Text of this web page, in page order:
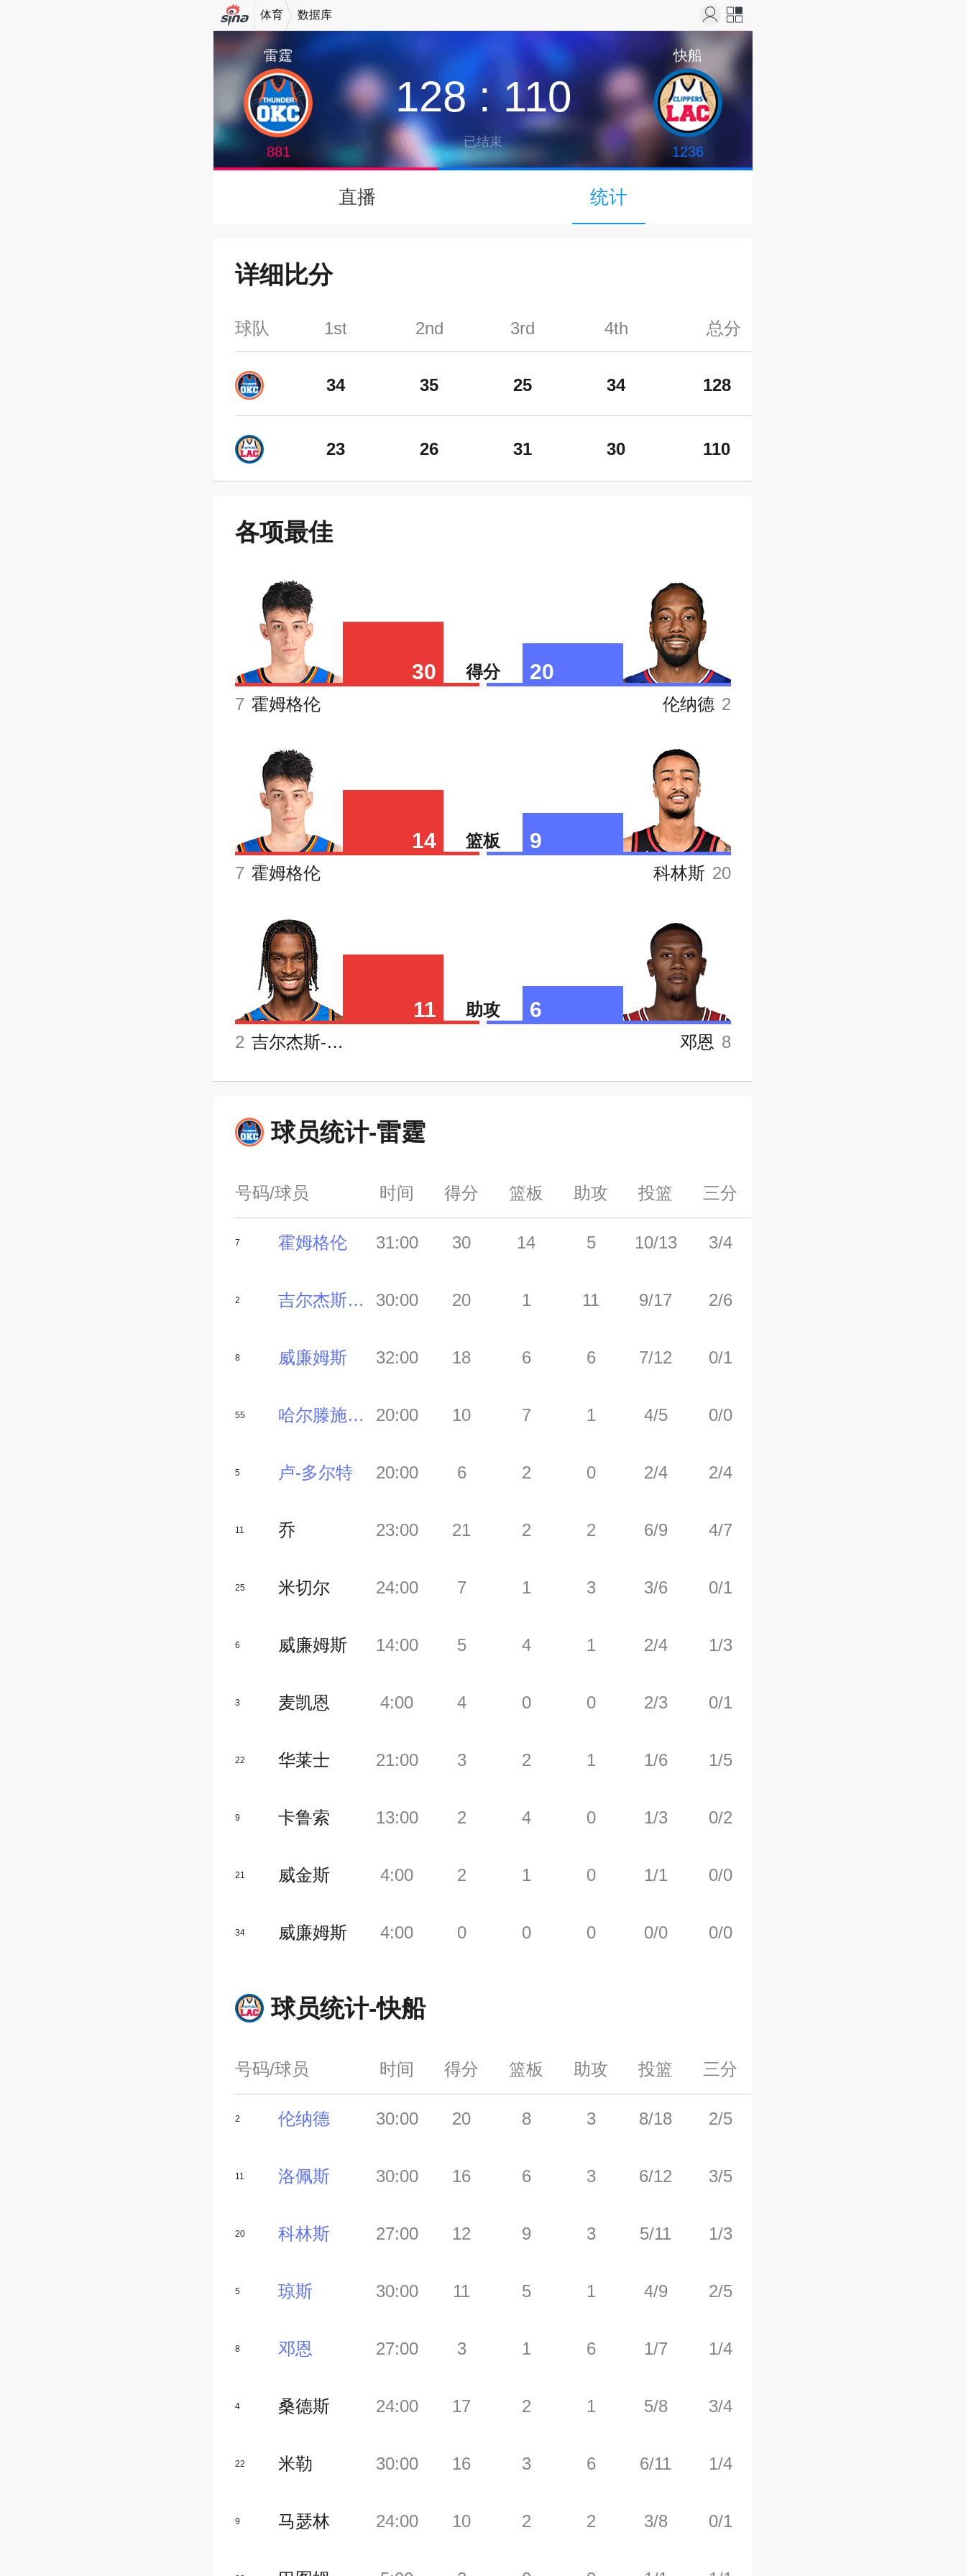
机新浪
网
站导
体育 数据库
雷霆
881
快船
1236
128 : 110
已结束
直播 统计
详细比分
球队 1st
34
23
2nd
35
26
3rd
25
31
4th
34
30
总分
128
110
各项最佳
30
7 霍姆格伦
得分 20
伦纳德 2
14
7 霍姆格伦
篮板 9
科林斯 20
11
2 吉尔杰斯-亚历山大
助攻 6
邓恩 8
球员统计-雷霆
号码/球员
7 霍姆格伦
2 吉尔杰斯-亚历山大
8 威廉姆斯
55 哈尔滕施泰因
5 卢-多尔特
11 乔
25 米切尔
6 威廉姆斯
3 麦凯恩
22 华莱士
9 卡鲁索
21 威金斯
34 威廉姆斯
时间
31:00
30:00
32:00
20:00
20:00
23:00
24:00
14:00
4:00
21:00
13:00
4:00
4:00
得分
30
20
18
10
6
21
7
5
4
3
2
2
0
篮板
14
1
6
7
2
2
1
4
0
2
4
1
0
助攻
5
11
6
1
0
2
3
1
0
1
0
0
0
投篮
10/13
9/17
7/12
4/5
2/4
6/9
3/6
2/4
2/3
1/6
1/3
1/1
0/0
三分
3/4
2/6
0/1
0/0
2/4
4/7
0/1
1/3
0/1
1/5
0/2
0/0
0/0
球员统计-快船
号码/球员
2 伦纳德
11 洛佩斯
20 科林斯
5 琼斯
8 邓恩
4 桑德斯
22 米勒
9 马瑟林
时间
30:00
30:00
27:00
30:00
27:00
24:00
30:00
24:00
得分
20
16
12
11
3
17
16
10
篮板
8
6
9
5
1
2
3
2
助攻
3
3
3
1
6
1
6
2
投篮
8/18
6/12
5/11
4/9
1/7
5/8
6/11
3/8
三分
2/5
3/5
1/3
2/5
1/4
3/4
1/4
0/1